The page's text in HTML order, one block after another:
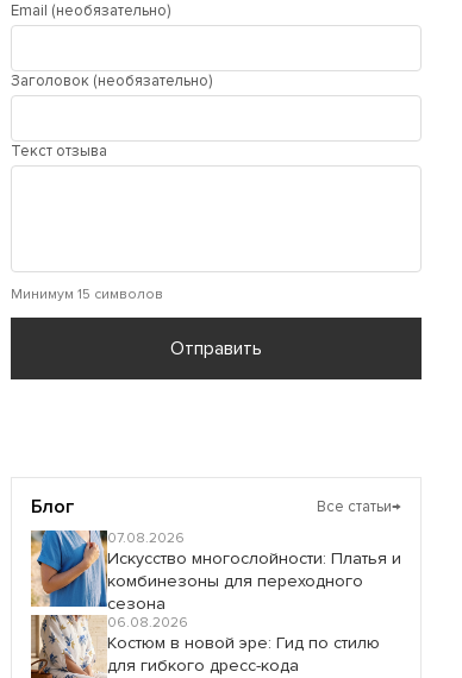
Email (необязательно)
Заголовок (необязательно)
Текст отзыва
Минимум 15 символов
Отправить
Блог Все статьи→
07.08.2026
Искусство многослойности: Платья и
комбинезоны для переходного
сезона
06.08.2026
Костюм в новой эре: Гид по стилю
для гибкого дресс-кода